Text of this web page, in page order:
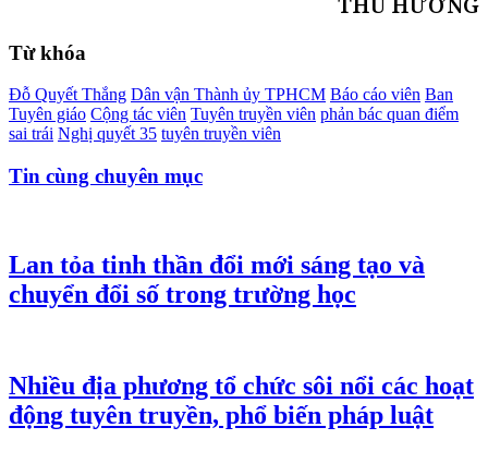
Từ khóa
Đỗ Quyết Thắng Dân vận Thành ủy TPHCM Báo cáo viên Ban
Tuyên giáo Cộng tác viên Tuyên truyền viên phản bác quan điểm
sai trái Nghị quyết 35 tuyên truyền viên
Tin cùng chuyên mục
Lan tỏa tinh thần đổi mới sáng tạo và
chuyển đổi số trong trường học
Nhiều địa phương tổ chức sôi nổi các hoạt
động tuyên truyền, phổ biến pháp luật